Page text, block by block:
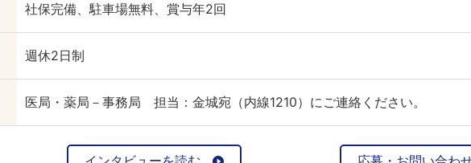
社保完備、駐車場無料、賞与年2回
週休2日制
医局・薬局－事務局 担当：金城宛（内線1210）にご連絡ください。